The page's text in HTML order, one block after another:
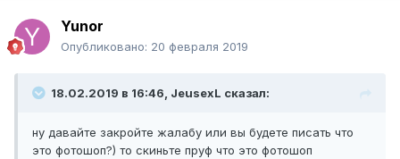
Yunor
Опубликовано: 20 февраля 2019
18.02.2019 в 16:46, JeusexL сказал:
ну давайте закройте жалабу или вы будете писать что
это фотошоп?) то скиньте пруф что это фотошоп